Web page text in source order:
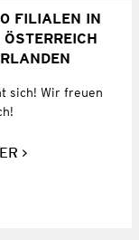
FILIALEN IN
sich! Wir freuen